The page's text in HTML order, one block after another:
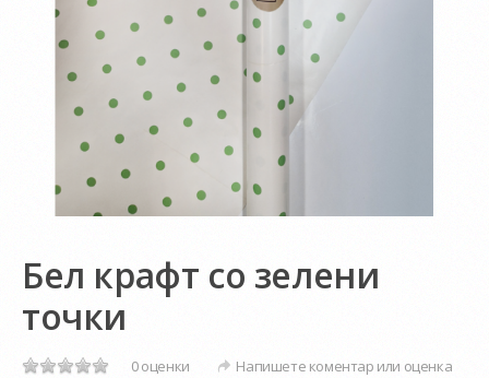
Бел крафт со зелени
точки
0 оценки Напишете коментар или оценка